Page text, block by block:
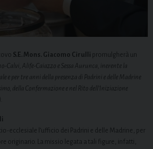
S.E. Mons. Giacomo Cirulli promulgherà un
Calvi, Alife-Caiazzo e Sessa Aurunca, inerente la
e per tre anni della presenza di Padrini e delle Madrine
della Confermazione e nel Rito dell’Iniziazione
ecclesiale l’ufficio dei Padrini e delle Madrine, per
originario. La missio legata a tali figure, infatti,